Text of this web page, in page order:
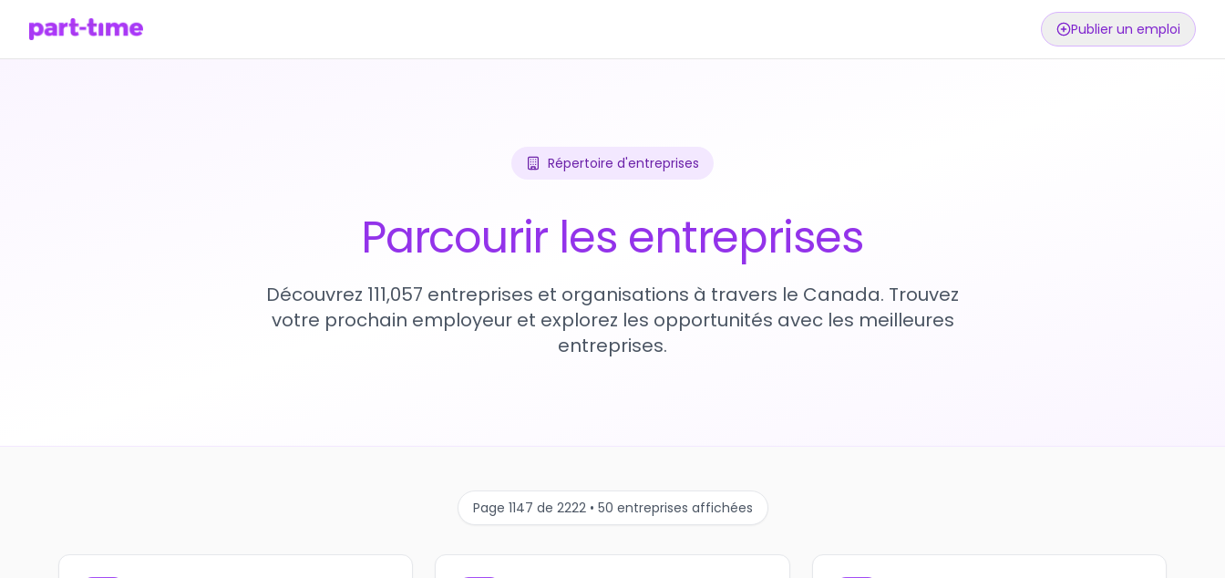
Publier un emploi
Répertoire d'entreprises
Parcourir les entreprises
Découvrez 111,057 entreprises et organisations à travers le Canada. Trouvez
votre prochain employeur et explorez les opportunités avec les meilleures
entreprises.
Page 1147 de 2222 • 50 entreprises affichées